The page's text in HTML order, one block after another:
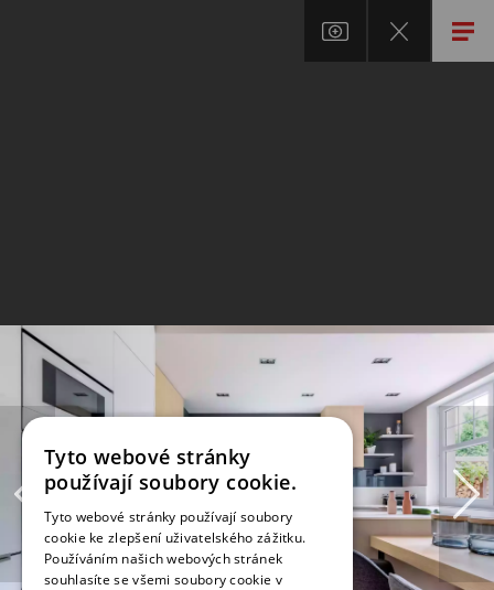
Tyto webové stránky
používají soubory cookie.
Tyto webové stránky používají soubory
cookie ke zlepšení uživatelského zážitku.
Používáním našich webových stránek
souhlasíte se všemi soubory cookie v